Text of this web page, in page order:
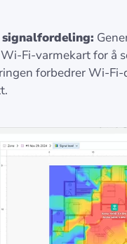
Fi-varmekart for å
forbedrer Wi-